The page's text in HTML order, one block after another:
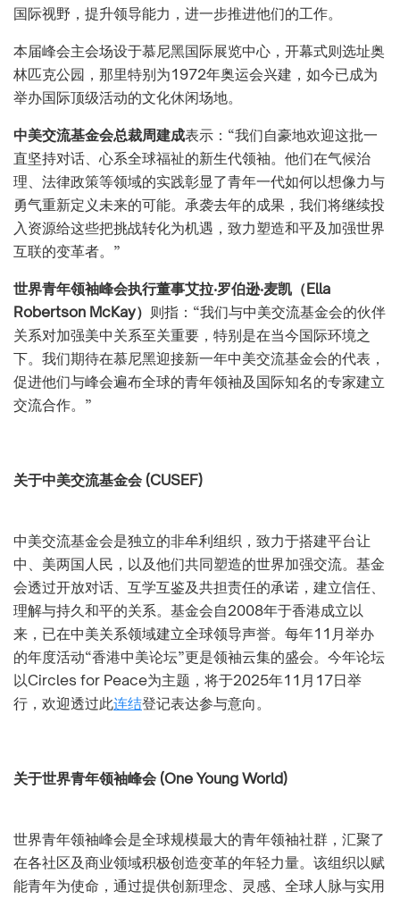
国际视野，提升领导能力，进一步推进他们的工作。
本届峰会主会场设于慕尼黑国际展览中心，开幕式则选址奥
林匹克公园，那里特别为1972年奥运会兴建，如今已成为
举办国际顶级活动的文化休闲场地。
中美交流基金会总裁周建成表示：“我们自豪地欢迎这批一
直坚持对话、心系全球福祉的新生代领袖。他们在气候治
理、法律政策等领域的实践彰显了青年一代如何以想像力与
勇气重新定义未来的可能。承袭去年的成果，我们将继续投
入资源给这些把挑战转化为机遇，致力塑造和平及加强世界
互联的变革者。”
世界青年领袖峰会执行董事艾拉‧罗伯逊‧麦凯（Ella
Robertson McKay） 则指：“我们与中美交流基金会的伙伴
关系对加强美中关系至关重要，特别是在当今国际环境之
下。我们期待在慕尼黑迎接新一年中美交流基金会的代表，
促进他们与峰会遍布全球的青年领袖及国际知名的专家建立
交流合作。”
关于中美交流基金会 (CUSEF)
中美交流基金会是独立的非牟利组织，致力于搭建平台让
中、美两国人民，以及他们共同塑造的世界加强交流。基金
会透过开放对话、互学互鉴及共担责任的承诺，建立信任、
理解与持久和平的关系。基金会自2008年于香港成立以
来，已在中美关系领域建立全球领导声誉。每年11月举办
的年度活动“香港中美论坛”更是领袖云集的盛会。今年论坛
以Circles for Peace为主题，将于2025年11月17日举
行，欢迎透过此连结登记表达参与意向。
关于世界青年领袖峰会 (One Young World)
世界青年领袖峰会是全球规模最大的青年领袖社群，汇聚了
在各社区及商业领域积极创造变革的年轻力量。该组织以赋
能青年为使命，通过提供创新理念、灵感、全球人脉与实用